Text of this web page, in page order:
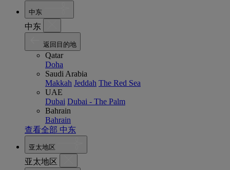
中东
中东
返回目的地
Qatar
Doha
Saudi Arabia
Makkah Jeddah The Red Sea
UAE
Dubai Dubai - The Palm
Bahrain
Bahrain
查看全部 中东
亚太地区
亚太地区